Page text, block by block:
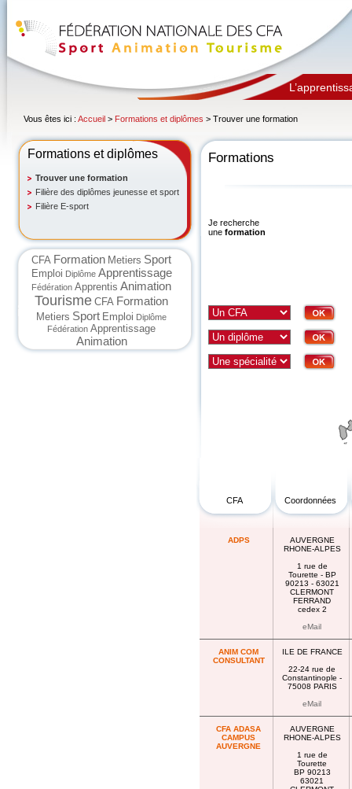
Vous êtes ici : Accueil > Formations et diplômes > Trouver une formation
Formations et diplômes
Trouver une formation
Filière des diplômes jeunesse et sport
Filière E-sport
CFA Formation Metiers Sport
Emploi Diplôme Apprentissage
Fédération Apprentis Animation
Tourisme CFA Formation
Metiers Sport Emploi Diplôme
Fédération Apprentissage
Animation
Formations
Je recherche
une formation
CFA Coordonnées
ADPS
AUVERGNE
RHONE-ALPES
1 rue de
Tourette - BP
90213 - 63021
CLERMONT
FERRAND
cedex 2
eMail
ANIM COM
CONSULTANT
ILE DE FRANCE
22-24 rue de
Constantinople -
75008 PARIS
eMail
CFA ADASA
CAMPUS
AUVERGNE
AUVERGNE
RHONE-ALPES
1 rue de
Tourette
BP 90213
63021